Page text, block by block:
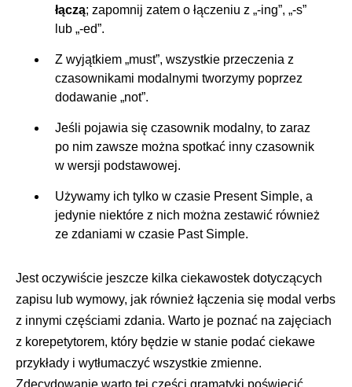
łączą; zapomnij zatem o łączeniu z „-ing”, „-s”
lub „-ed”.
Z wyjątkiem „must”, wszystkie przeczenia z
czasownikami modalnymi tworzymy poprzez
dodawanie „not”.
Jeśli pojawia się czasownik modalny, to zaraz
po nim zawsze można spotkać inny czasownik
w wersji podstawowej.
Używamy ich tylko w czasie Present Simple, a
jedynie niektóre z nich można zestawić również
ze zdaniami w czasie Past Simple.
Jest oczywiście jeszcze kilka ciekawostek dotyczących
zapisu lub wymowy, jak również łączenia się modal verbs
z innymi częściami zdania. Warto je poznać na zajęciach
z korepetytorem, który będzie w stanie podać ciekawe
przykłady i wytłumaczyć wszystkie zmienne.
Zdecydowanie warto tej części gramatyki poświęcić